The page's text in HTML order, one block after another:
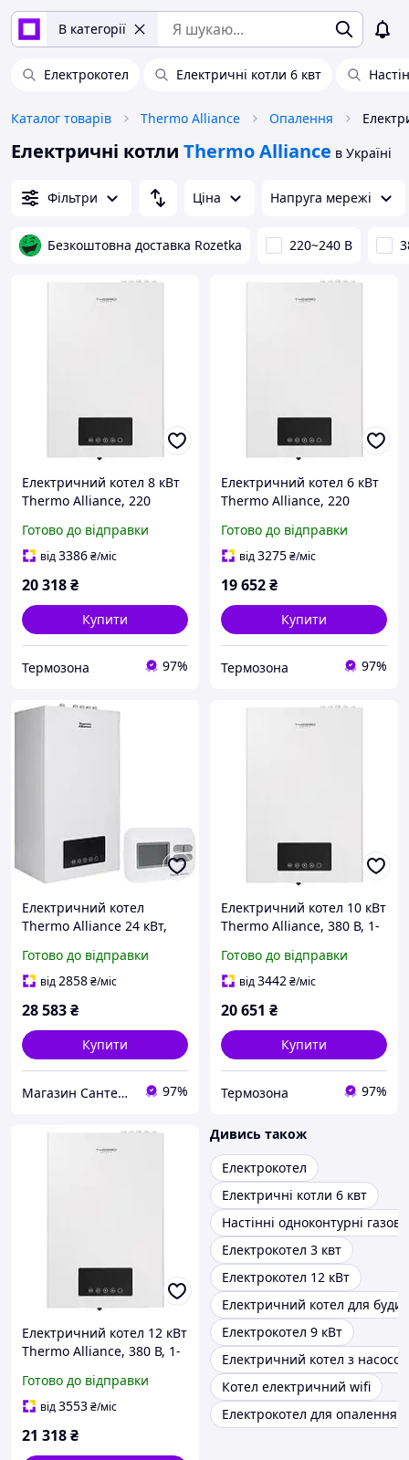
В категорії
Електрокотел Електричні котли 6 квт
Каталог товарів Thermo Alliance Опалення
Електричні котли Thermo Alliance в Україні
Фільтри Ціна Напруга мережі
Безкоштовна доставка Rozetka 220~240 В
Електричний котел 8 кВт
Thermo Alliance, 220
насос + бак (SD00047728)
Готово до відправки
від3386₴/міс
20 318₴
Купити
Термозона 97%
Електричний котел 6 кВт
Thermo Alliance, 220
насос + бак (SD00047725)
Готово до відправки
від3275₴/міс
19 652₴
Купити
Термозона 97%
Електричний котел
Thermo Alliance 24 кВт,
кімнатним термостатом
(SD00050444)
Готово до відправки
від2858₴/міс
28 583₴
Купити
Магазин Сантехнік 97%
Електричний котел 10 кВт
Thermo Alliance, 380 В, 1-
(SD00047729)
Готово до відправки
від3442₴/міс
20 651 ₴
Купити
Термозона 97%
Електричний котел 12 кВт
Thermo Alliance, 380 В, 1-
(SD00047730)
Готово до відправки
від3553₴/міс
21 318₴
Дивись також
Електрокотел
Електричні котли 6 квт
Настінні одноконтурні
Електрокотел 3 квт
Електрокотел 12 кВт
Електричний котел для
Електрокотел 9 кВт
Електричний котел з насосом
Котел електричний wifi
Електрокотел для опалення